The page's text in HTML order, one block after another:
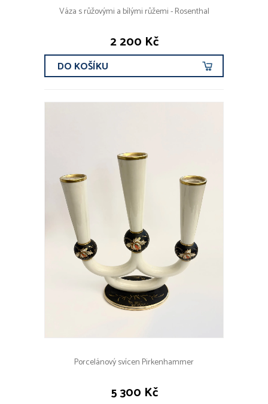
Váza s růžovými a bílými růžemi - Rosenthal
2 200 Kč
DO KOŠÍKU
Porcelánový svícen Pirkenhammer
5 300 Kč